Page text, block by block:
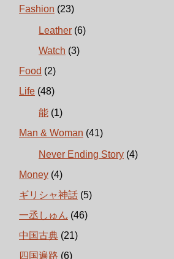
Fashion (23)
Leather (6)
Watch (3)
Food (2)
Life (48)
能 (1)
Man & Woman (41)
Never Ending Story (4)
Money (4)
ギリシャ神話 (5)
一丞しゅん (46)
中国古典 (21)
四国遍路 (6)